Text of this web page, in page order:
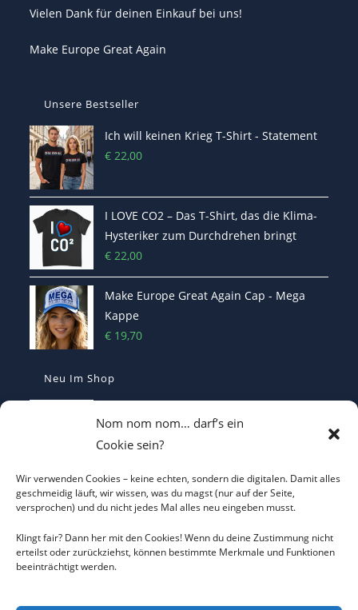
Nom nom nom… darf’s ein
Cookie sein?
Wir verwenden Cookies – keine echten, sondern die digitalen. Damit alles
geschmeidig läuft, wir wissen, was du magst (nur auf der Seite,
versprochen) und du nicht jedes Mal alles neu eingeben musst.
Klingt fair? Dann her mit den Cookies! Wenn du deine Zustimmung nicht
erteilst oder zurückziehst, können bestimmte Merkmale und Funktionen
beeinträchtigt werden.
Vielen Dank für deinen Einkauf bei uns!
Make Europe Great Again
Unsere Bestseller
Ich will keinen Krieg T-Shirt - Statement
€ 22,00
I LOVE CO2 – Das T-Shirt, das die Klima-
Hysteriker zum Durchdrehen bringt
€ 22,00
Make Europe Great Again Cap - Mega
Kappe
€ 19,70
Neu Im Shop
€19,70
ICH WILL KEINEN KRIEG Trucker Cap –
Friedens-Statement
Ich will keinen Krieg T-Shirt - Statement